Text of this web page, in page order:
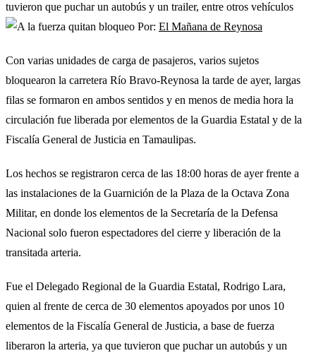
tuvieron que puchar un autobús y un trailer, entre otros vehículos
Por: El Mañana de Reynosa
Con varias unidades de carga de pasajeros, varios sujetos
bloquearon la carretera Río Bravo-Reynosa la tarde de ayer, largas
filas se formaron en ambos sentidos y en menos de media hora la
circulación fue liberada por elementos de la Guardia Estatal y de la
Fiscalía General de Justicia en Tamaulipas.
Los hechos se registraron cerca de las 18:00 horas de ayer frente a
las instalaciones de la Guarnición de la Plaza de la Octava Zona
Militar, en donde los elementos de la Secretaría de la Defensa
Nacional solo fueron espectadores del cierre y liberación de la
transitada arteria.
Fue el Delegado Regional de la Guardia Estatal, Rodrigo Lara,
quien al frente de cerca de 30 elementos apoyados por unos 10
elementos de la Fiscalía General de Justicia, a base de fuerza
liberaron la arteria, ya que tuvieron que puchar un autobús y un